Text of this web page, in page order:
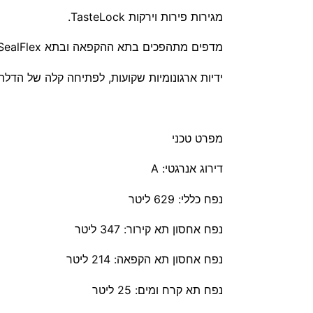
מגירות פירות וירקות TasteLock.
מדפים מתהפכים בתא ההקפאה ובתא TasteSealFlex.
ידיות ארגונומיות שקועות, לפתיחה קלה של
מפרט טכני
דירוג אנרגטי: A
נפח כללי: 629 ליטר
נפח אחסון תא קירור: 347 ליטר
נפח אחסון תא הקפאה: 214 ליטר
נפח תא קרח ומים: 25 ליטר